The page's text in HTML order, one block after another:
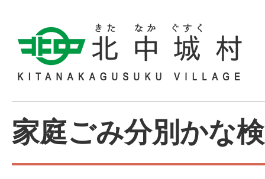
家庭ごみ分別かな